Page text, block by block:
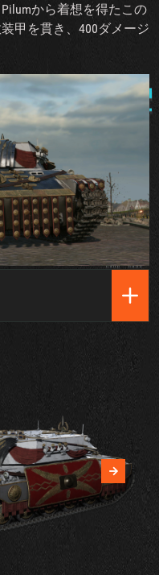
から着想を得たこの
甲を貫き、400ダメージ